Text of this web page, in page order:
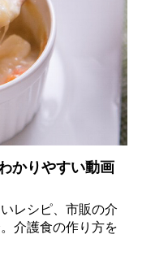
かりやすい動画
レシピ、市販の介
介護食の作り方を